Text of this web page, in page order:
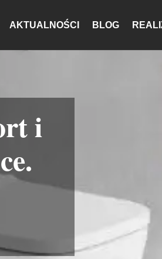
AKTUALNOŚCI BLOG
i